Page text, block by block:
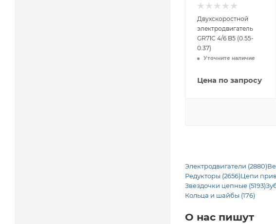
Двухскоростной
электродвигатель
GR71C 4/6 B5 (0.55-
0.37)
Уточните наличие
Цена по запросу
Электродвигатели (2880)
Редукторы (2656)Цепи
Звездочки цепные (5193)
Кольца и шайбы (176)
О нас пишут